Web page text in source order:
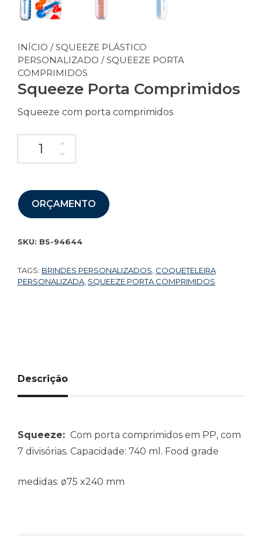
INÍCIO /SQUEEZE PLÁSTICO
PERSONALIZADO / SQUEEZE PORTA
COMPRIMIDOS
Squeeze Porta Comprimidos
Squeeze com porta comprimidos
ORÇAMENTO
SKU: BS-94644
TAGS: BRINDES PERSONALIZADOS COQUETELEIRA
PERSONALIZADA SQUEEZE PORTA COMPRIMIDOS
Descrição
Squeeze: Com porta comprimidos em PP, com
7 divisórias. Capacidade: 740 ml. Food grade
medidas: ø75 x240 mm